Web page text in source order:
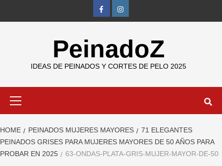
FB IG
PeinadoZ
IDEAS DE PEINADOS Y CORTES DE PELO 2025
HOME PEINADOS MUJERES MAYORES
71 ELEGANTES
PEINADOS GRISES PARA MUJERES MAYORES DE 50 AÑOS PARA
PROBAR EN 2025
63-ONDAS-PLATA-GRIS-MUJER-MAYOR-DE-50